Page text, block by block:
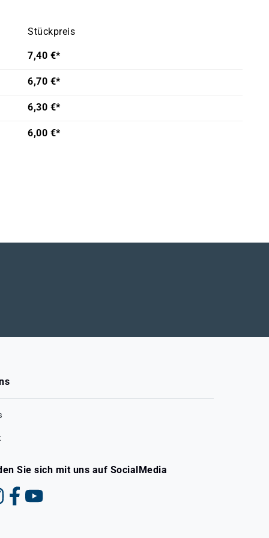
Stückpreis
7,40 €*
6,70 €*
6,30 €*
6,00 €*
Sie sich mit uns auf SocialMedia